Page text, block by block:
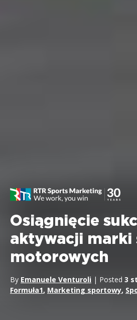
Osiągnięcie
aktywacji marki
motorowych
By Emanuele Venturoli | Posted 3
Formuła1, Marketing sportowy,